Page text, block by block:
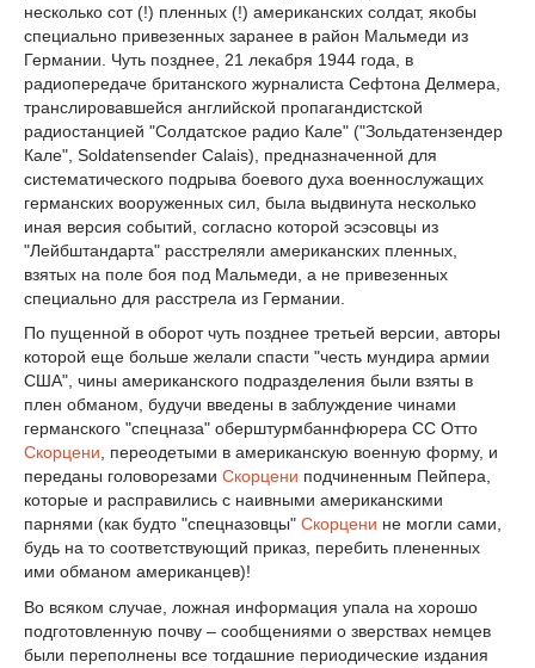
несколько сот (!) пленных (!) американских солдат, якобы
специально привезенных заранее в район Мальмеди из
Германии. Чуть позднее, 21 лекабря 1944 года, в
радиопередаче британского журналиста Сефтона Делмера,
транслировавшейся английской пропагандистской
радиостанцией "Солдатское радио Кале" ("Зольдатензендер
Кале", Soldatensender Calais), предназначенной для
систематического подрыва боевого духа военнослужащих
германских вооруженных сил, была выдвинута несколько
иная версия событий, согласно которой эсэсовцы из
"Лейбштандарта" расстреляли американских пленных,
взятых на поле боя под Мальмеди, а не привезенных
специально для расстрела из Германии.
По пущенной в оборот чуть позднее третьей версии, авторы
которой еще больше желали спасти "честь мундира армии
США", чины американского подразделения были взяты в
плен обманом, будучи введены в заблуждение чинами
германского "спецназа" оберштурмбаннфюрера СС Отто
Скорцени, переодетыми в американскую военную форму, и
переданы головорезами Скорцени подчиненным Пейпера,
которые и расправились с наивными американскими
парнями (как будто "спецназовцы" Скорцени не могли сами,
будь на то соответствующий приказ, перебить плененных
ими обманом американцев)!
Во всяком случае, ложная информация упала на хорошо
подготовленную почву – сообщениями о зверствах немцев
были переполнены все тогдашние периодические издания